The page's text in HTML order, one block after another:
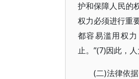
护和保障人民的
权力必须进行重
都容易滥用权
止。”(7)因此，
(二)法律依